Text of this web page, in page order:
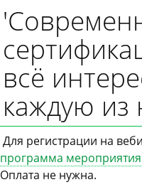
всё
каждую из
Для регистрации на
программа мероприятия
Оплата не нужна.